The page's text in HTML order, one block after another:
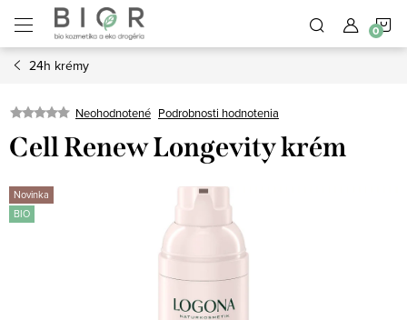
obsah
24h krémy
Neohodnotené Podrobnosti hodnotenia
Cell Renew Longevity krém
Novinka
BIO